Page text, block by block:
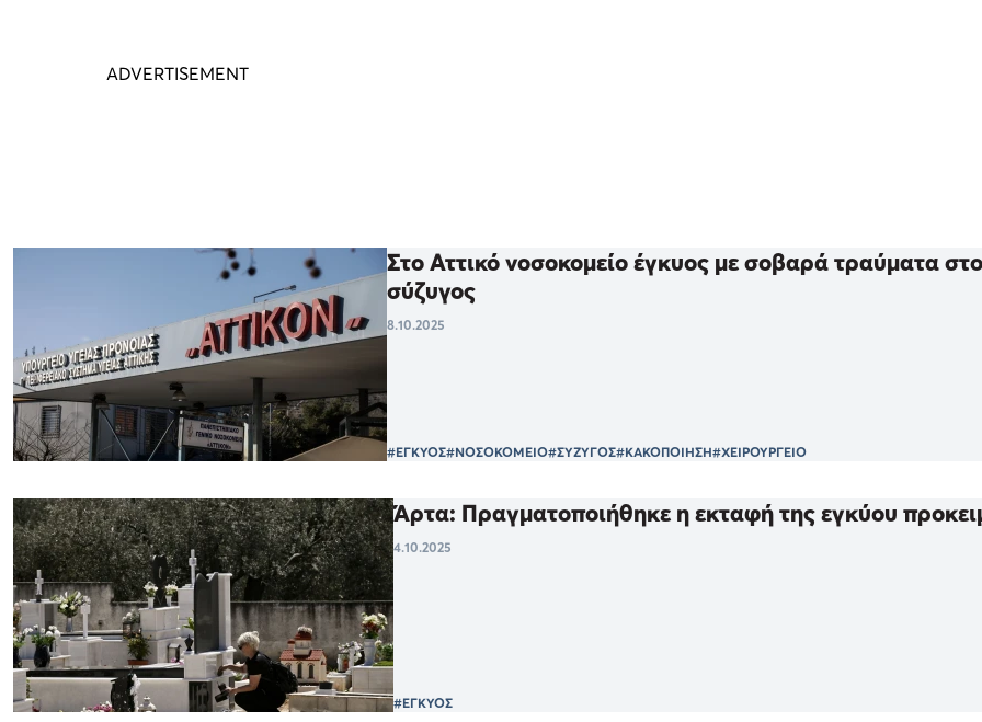
Στο Αττικό νοσοκομείο έγκυος με σοβαρά τραύματα
σύζυγος
8.10.2025
#ΕΓΚΥΟΣ#ΝΟΣΟΚΟΜΕΙΟ#ΣΥΖΥΓΟΣ#ΚΑΚΟΠΟΙΗΣΗ#ΧΕΙΡΟΥΡΓΕΙΟ
Άρτα: Πραγματοποιήθηκε η εκταφή της εγκύου
4.10.2025
#ΕΓΚΥΟΣ